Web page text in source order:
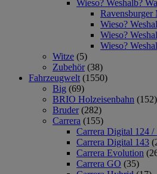
Wieso? Weshalb?
Ravensburger
Wieso?
Wieso?
Wieso?
Witze (5)
Zubehör (38)
Fahrzeugwelt (1550)
Big (69)
BRIO Holzeisenbahn (152)
Bruder (282)
Carrera (155)
Carrera Digital 124 /
Carrera Digital 143
Carrera Evolution
Carrera GO (35)